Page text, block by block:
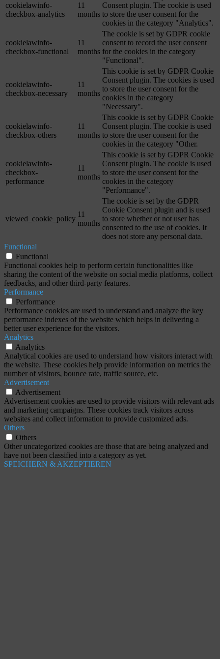
cookielawinfo-
checkbox-analytics
11
months
Consent plugin. The cookie is used
to store the user consent for the
cookies in the category "Analytics".
cookielawinfo-
checkbox-functional
11
months
The cookie is set by GDPR cookie
consent to record the user consent
for the cookies in the category
"Functional".
cookielawinfo-
checkbox-necessary
11
months
This cookie is set by GDPR Cookie
Consent plugin. The cookies is used
to store the user consent for the
cookies in the category
"Necessary".
cookielawinfo-
checkbox-others
11
months
This cookie is set by GDPR Cookie
Consent plugin. The cookie is used
to store the user consent for the
cookies in the category "Other.
cookielawinfo-
checkbox-
performance
11
months
This cookie is set by GDPR Cookie
Consent plugin. The cookie is used
to store the user consent for the
cookies in the category
"Performance".
viewed_cookie_policy
11
months
The cookie is set by the GDPR
Cookie Consent plugin and is used
to store whether or not user has
consented to the use of cookies. It
does not store any personal data.
Functional
Functional
Functional cookies help to perform certain functionalities like
sharing the content of the website on social media platforms, collect
feedbacks, and other third-party features.
Performance
Performance
Performance cookies are used to understand and analyze the key
performance indexes of the website which helps in delivering a
better user experience for the visitors.
Analytics
Analytics
Analytical cookies are used to understand how visitors interact with
the website. These cookies help provide information on metrics the
number of visitors, bounce rate, traffic source, etc.
Advertisement
Advertisement
Advertisement cookies are used to provide visitors with relevant ads
and marketing campaigns. These cookies track visitors across
websites and collect information to provide customized ads.
Others
Others
Other uncategorized cookies are those that are being analyzed and
have not been classified into a category as yet.
SPEICHERN & AKZEPTIEREN